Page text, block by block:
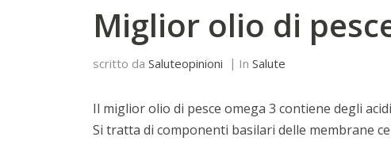
Miglior olio di
scritto da Saluteopinioni In Salute
Il miglior olio di pesce omega 3 contiene degli
Si tratta di componenti basilari delle membrane